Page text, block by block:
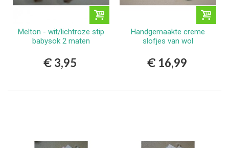
Melton - wit/lichtroze stip
babysok 2 maten
€ 3,95
Handgemaakte creme
slofjes van wol
€ 16,99